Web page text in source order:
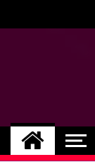
Martina